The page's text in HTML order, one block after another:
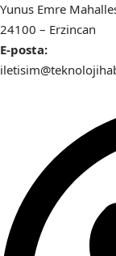
Yunus Emre
24100 – Erzincan
E-posta: